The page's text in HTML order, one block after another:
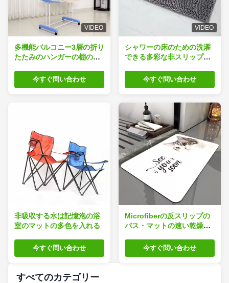
VIDEO
多機能バルコニー3層の折り
たたみのハンガーの棚のス
今すぐ問い合わせ
VIDEO
シャワーの床のための洗濯
できる多彩な非スリップの
今すぐ問い合わせ
非吸収する水は記憶泡の浴
室のマットの多色を入れる
今すぐ問い合わせ
Microfiberの反スリップの
バス・マットの速い乾燥の
今すぐ問い合わせ
すべてのカテゴリー